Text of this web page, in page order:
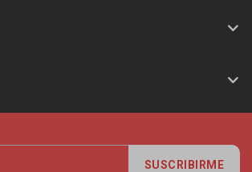
SUSCRIBIRME